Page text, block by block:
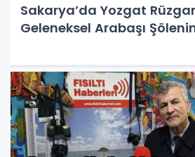
Sakarya’da Yozgat
Geleneksel Arabaşı